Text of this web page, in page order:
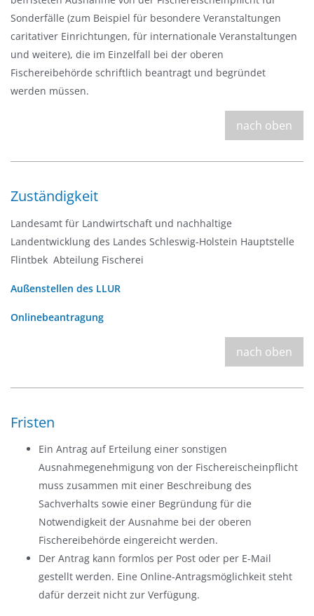
Sonderfälle (zum Beispiel für besondere Veranstaltungen
caritativer Einrichtungen, für internationale Veranstaltungen
und weitere), die im Einzelfall bei der oberen
Fischereibehörde schriftlich beantragt und begründet
werden müssen.
nach oben
Zuständigkeit
Landesamt für Landwirtschaft und nachhaltige
Landentwicklung des Landes Schleswig-Holstein Hauptstelle
Flintbek  Abteilung Fischerei
Außenstellen des LLUR
Onlinebeantragung
nach oben
Fristen
Ein Antrag auf Erteilung einer sonstigen
Ausnahmegenehmigung von der Fischereischeinpflicht
muss zusammen mit einer Beschreibung des
Sachverhalts sowie einer Begründung für die
Notwendigkeit der Ausnahme bei der oberen
Fischereibehörde eingereicht werden.
Der Antrag kann formlos per Post oder per E-Mail
gestellt werden. Eine Online-Antragsmöglichkeit steht
dafür derzeit nicht zur Verfügung.